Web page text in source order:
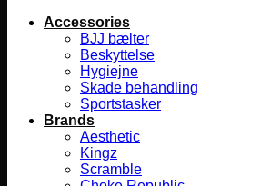
Accessories
BJJ bælter
Beskyttelse
Hygiejne
Skade behandling
Sportstasker
Brands
Aesthetic
Kingz
Scramble